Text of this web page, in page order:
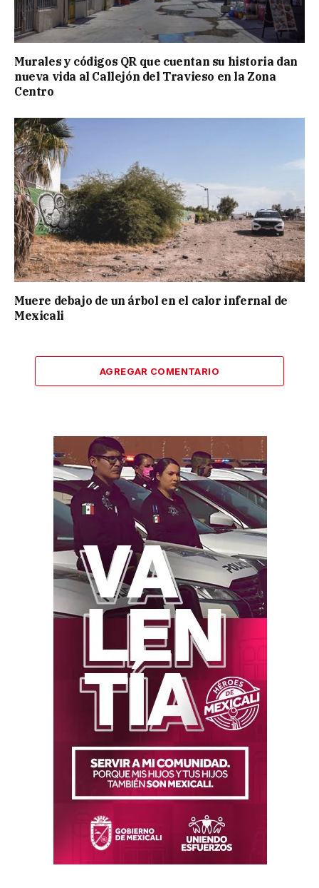
Murales y códigos QR que cuentan su historia dan
nueva vida al Callejón del Travieso en la Zona
Centro
Muere debajo de un árbol en el calor infernal de
Mexicali
AGREGAR COMENTARIO